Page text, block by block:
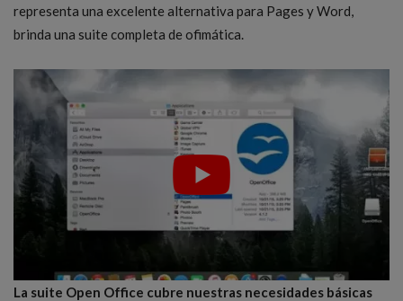
representa una excelente alternativa para Pages y Word,
brinda una suite completa de ofimática.
La suite Open Office cubre nuestras necesidades básicas